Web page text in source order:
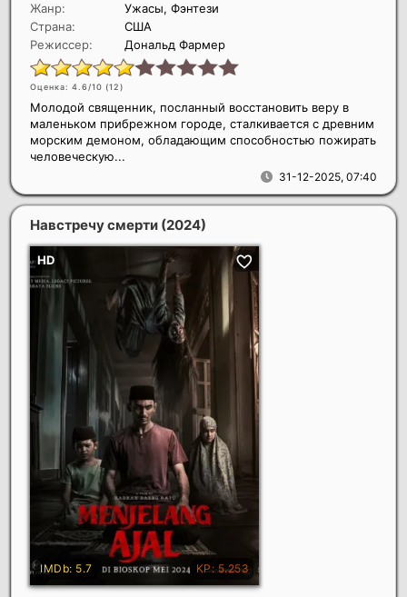
Жанр:
Ужасы, Фэнтези
Страна:
США
Режиссер:
Дональд Фармер
Оценка: 4.6/10 (12)
31-12-2025, 07:40
Молодой священник, посланный восстановить веру в
маленьком прибрежном городе, сталкивается с древним
морским демоном, обладающим способностью пожирать
человеческую...
Навстречу смерти (2024)